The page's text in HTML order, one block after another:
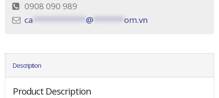
0908 090 989
ca
@ om.vn
Description
Product Description